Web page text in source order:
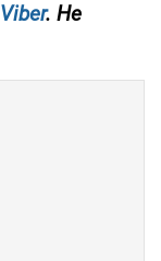
Viber. Не